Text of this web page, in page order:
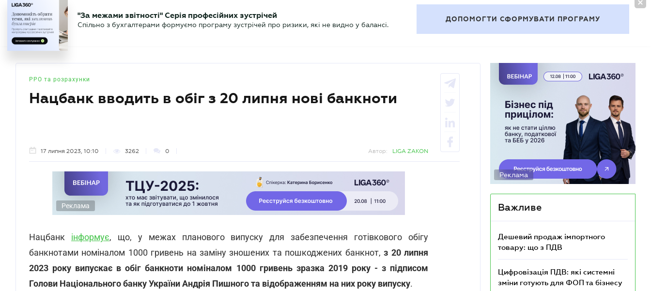
БУХГАЛТЕР.UA
"За межами звітності" Серія професійних зустрічей
РРО та розрахунки
Нацбанк вводить в обіг з 20 липня нові банкноти
17 липня 2023, 10:10 3262 0 Автор: LIGA ZAKON
Реклама
Нацбанк інформує, що, у межах планового випуску для забезпечення готівкового обігу
банкнотами номіналом 1000 гривень на заміну зношених та пошкоджених банкнот,з 20 липня
2023 року випускає в обіг банкноти номіналом 1000 гривень зразка 2019 року - з підписом
Голови Національного банку України Андрія Пишного та відображенням на них року випуску.
Реклама
Важливе
Дешевий продаж імпортного
товару: що з ПДВ
Цифровізація ПДВ: які системні
зміни готують для ФОП та бізнесу